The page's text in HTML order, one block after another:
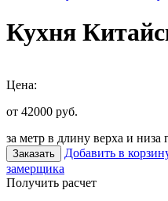
Кухня
Цена:
от 42000 руб.
за метр в длину верха и низа
Заказать Добавить в
замерщика
Получить расчет